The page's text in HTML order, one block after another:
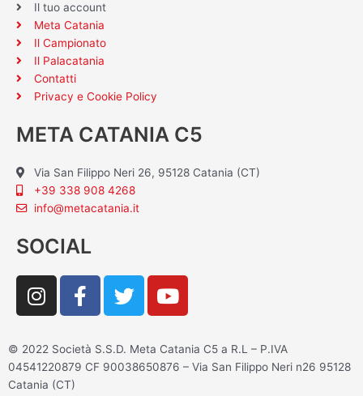
Il tuo account
Meta Catania
Il Campionato
Il Palacatania
Contatti
Privacy e Cookie Policy
META CATANIA C5
Via San Filippo Neri 26, 95128 Catania (CT)
+39 338 908 4268
info@metacatania.it
SOCIAL
I
n
t
a
g
F
a
e
b
T
w
t
t
Y
o
t
u
© 2022 Società S.S.D. Meta Catania C5 a R.L – P.IVA
04541220879 CF 90038650876 – Via San Filippo Neri n26 95128
Catania (CT)